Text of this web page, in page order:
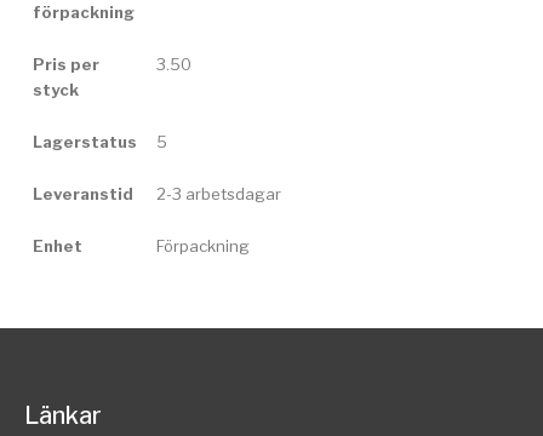
förpackning
Pris per
styck
3.50
Lagerstatus 5
Leveranstid 2-3 arbetsdagar
Enhet Förpackning
Länkar